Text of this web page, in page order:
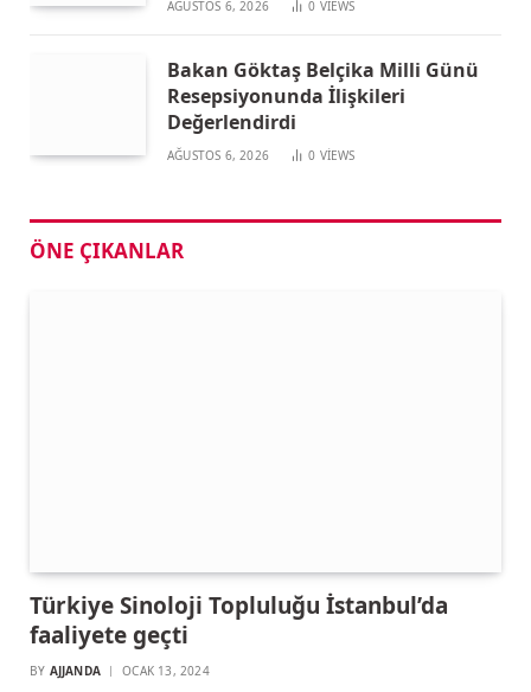
AĞUSTOS 6, 2026 0 VIEWS
Bakan Göktaş Belçika Milli Günü
Resepsiyonunda İlişkileri
Değerlendirdi
AĞUSTOS 6, 2026 0 VIEWS
ÖNE ÇIKANLAR
Türkiye Sinoloji Topluluğu İstanbul’da
faaliyete geçti
BY AJJANDA OCAK 13, 2024